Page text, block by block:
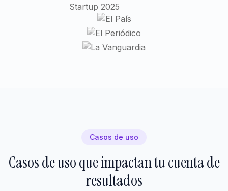
Casos de uso
Casos de uso que impactan tu cuenta de
resultados